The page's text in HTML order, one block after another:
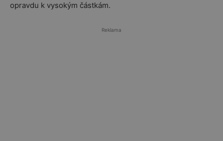
opravdu k vysokým částkám.
Reklama